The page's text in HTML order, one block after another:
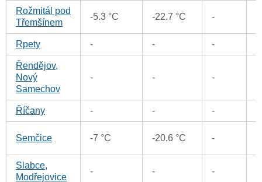
Rožmitál pod
Třemšínem
-5.3 °C -22.7 °C -
Rpety - - -
Řendějov,
Nový
Samechov
- - -
Říčany - - -
Semčice -7 °C -20.6 °C -
Slabce,
Modřejovice
- - -